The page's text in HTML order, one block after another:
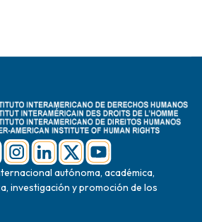
autónoma, académica,
investigación y promoción de los